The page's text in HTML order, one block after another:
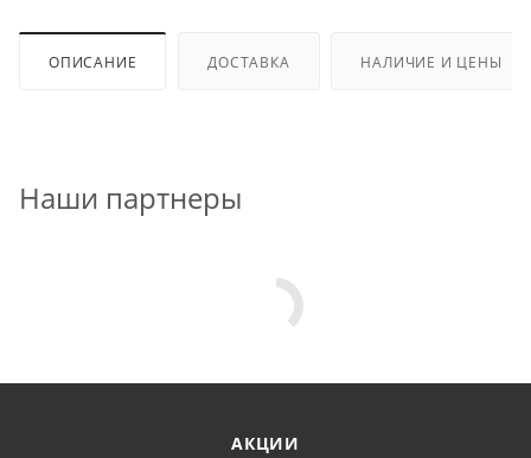
ОПИСАНИЕ ДОСТАВКА НАЛИЧИЕ И ЦЕНЫ
Наши партнеры
АКЦИИ